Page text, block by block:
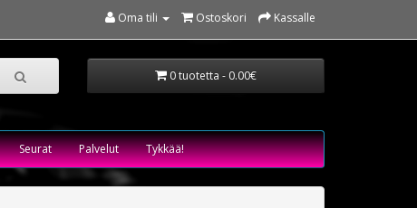
Oma tili Ostoskori Kassalle
0 tuotetta - 0.00€
Seurat Palvelut Tykkää!